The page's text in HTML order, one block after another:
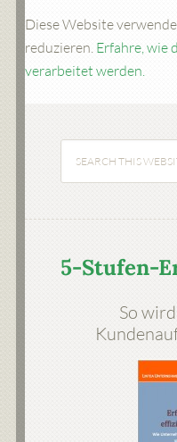
Diese Website
reduzieren. Erfahre, wie
verarbeitet werden.
5-Stufen-
So